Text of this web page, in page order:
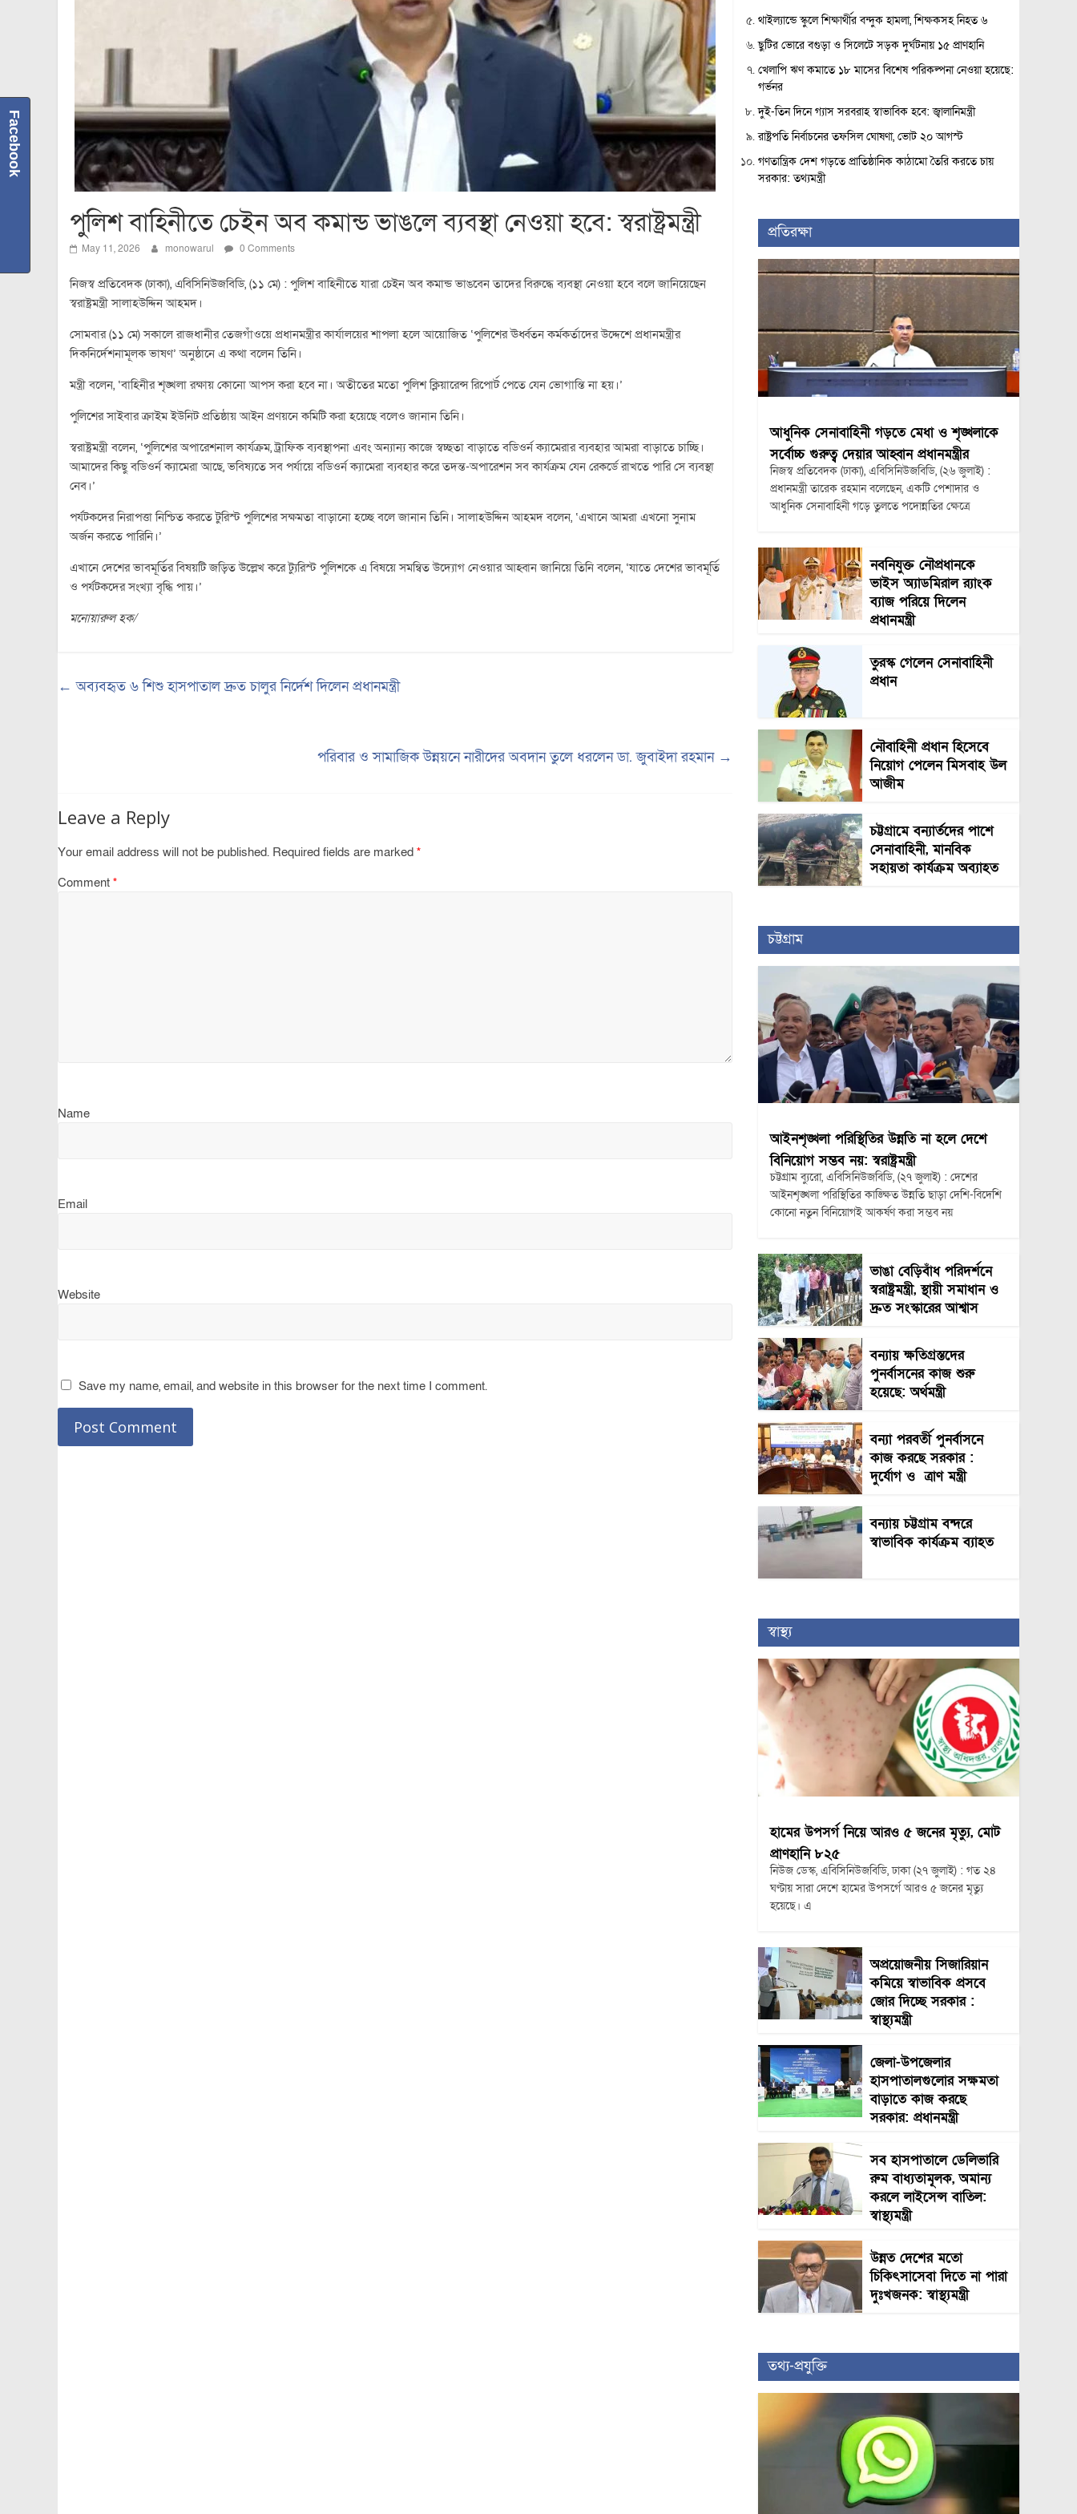
পুলিশ বাহিনীতে চেইন অব কমান্ড ভাঙলে ব্যবস্থা নেওয়া হবে: স্বরাষ্ট্রমন্ত্রী
May 11, 2026 monowarul 0 Comments
নিজস্ব প্রতিবেদক (ঢাকা), এবিসিনিউজবিডি, (১১ মে) : পুলিশ বাহিনীতে যারা চেইন অব কমান্ড ভাঙবেন তাদের বিরুদ্ধে ব্যবস্থা নেওয়া হবে বলে জানিয়েছেন
স্বরাষ্ট্রমন্ত্রী সালাহউদ্দিন আহমদ।
সোমবার (১১ মে) সকালে রাজধানীর তেজগাঁওয়ে প্রধানমন্ত্রীর কার্যালয়ের শাপলা হলে আয়োজিত ‘পুলিশের ঊর্ধ্বতন কর্মকর্তাদের উদ্দেশে প্রধানমন্ত্রীর
দিকনির্দেশনামূলক ভাষণ’ অনুষ্ঠানে এ কথা বলেন তিনি।
মন্ত্রী বলেন, ‘বাহিনীর শৃঙ্খলা রক্ষায় কোনো আপস করা হবে না। অতীতের মতো পুলিশ ক্লিয়ারেন্স রিপোর্ট পেতে যেন ভোগান্তি না হয়।’
পুলিশের সাইবার ক্রাইম ইউনিট প্রতিষ্ঠায় আইন প্রণয়নে কমিটি করা হয়েছে বলেও জানান তিনি।
স্বরাষ্ট্রমন্ত্রী বলেন, ‘পুলিশের অপারেশনাল কার্যক্রম, ট্রাফিক ব্যবস্থাপনা এবং অন্যান্য কাজে স্বচ্ছতা বাড়াতে বডিওর্ন ক্যামেরার ব্যবহার আমরা বাড়াতে চাচ্ছি।
আমাদের কিছু বডিওর্ন ক্যামেরা আছে, ভবিষ্যতে সব পর্যায়ে বডিওর্ন ক্যামেরা ব্যবহার করে তদন্ত-অপারেশন সব কার্যক্রম যেন রেকর্ডে রাখতে পারি সে ব্যবস্থা
নেব।’
পর্যটকদের নিরাপত্তা নিশ্চিত করতে টুরিস্ট পুলিশের সক্ষমতা বাড়ানো হচ্ছে বলে জানান তিনি। সালাহউদ্দিন আহমদ বলেন, ‘এখানে আমরা এখনো সুনাম
অর্জন করতে পারিনি।’
এখানে দেশের ভাবমূর্তির বিষয়টি জড়িত উল্লেখ করে ট্যুরিস্ট পুলিশকে এ বিষয়ে সমন্বিত উদ্যোগ নেওয়ার আহ্বান জানিয়ে তিনি বলেন, ‘যাতে দেশের ভাবমূর্তি
ও পর্যটকদের সংখ্যা বৃদ্ধি পায়।’
মনোয়ারুল হক/
← অব্যবহৃত ৬ শিশু হাসপাতাল দ্রুত চালুর নির্দেশ দিলেন প্রধানমন্ত্রী
পরিবার ও সামাজিক উন্নয়নে নারীদের অবদান তুলে ধরলেন ডা. জুবাইদা রহমান →
Leave a Reply
Your email address will not be published. Required fields are marked *
Comment *
Name
Email
Website
Save my name, email, and website in this browser for the next time I comment.
থাইল্যান্ডে স্কুলে শিক্ষার্থীর বন্দুক হামলা, শিক্ষকসহ নিহত ৬
ছুটির ভোরে বগুড়া ও সিলেটে সড়ক দুর্ঘটনায় ১৫ প্রাণহানি
খেলাপি ঋণ কমাতে ১৮ মাসের বিশেষ পরিকল্পনা নেওয়া হয়েছে:
গর্ভনর
দুই-তিন দিনে গ্যাস সরবরাহ স্বাভাবিক হবে: জ্বালানিমন্ত্রী
রাষ্ট্রপতি নির্বাচনের তফসিল ঘোষণা, ভোট ২০ আগস্ট
গণতান্ত্রিক দেশ গড়তে প্রাতিষ্ঠানিক কাঠামো তৈরি করতে চায়
সরকার: তথ্যমন্ত্রী
প্রতিরক্ষা
আধুনিক সেনাবাহিনী গড়তে মেধা ও শৃঙ্খলাকে
সর্বোচ্চ গুরুত্ব দেয়ার আহ্বান প্রধানমন্ত্রীর
নিজস্ব প্রতিবেদক (ঢাকা), এবিসিনিউজবিডি, (২৬ জুলাই) :
প্রধানমন্ত্রী তারেক রহমান বলেছেন, একটি পেশাদার ও
আধুনিক সেনাবাহিনী গড়ে তুলতে পদোন্নতির ক্ষেত্রে
নবনিযুক্ত নৌপ্রধানকে
ভাইস অ্যাডমিরাল র‍্যাংক
ব্যাজ পরিয়ে দিলেন
প্রধানমন্ত্রী
তুরস্ক গেলেন সেনাবাহিনী
প্রধান
নৌবাহিনী প্রধান হিসেবে
নিয়োগ পেলেন মিসবাহ উল
আজীম
চট্টগ্রামে বন্যার্তদের পাশে
সেনাবাহিনী, মানবিক
সহায়তা কার্যক্রম অব্যাহত
চট্টগ্রাম
আইনশৃঙ্খলা পরিস্থিতির উন্নতি না হলে দেশে
বিনিয়োগ সম্ভব নয়: স্বরাষ্ট্রমন্ত্রী
চট্টগ্রাম ব্যুরো, এবিসিনিউজবিডি, (২৭ জুলাই) : দেশের
আইনশৃঙ্খলা পরিস্থিতির কাঙ্ক্ষিত উন্নতি ছাড়া দেশি-বিদেশি
কোনো নতুন বিনিয়োগই আকর্ষণ করা সম্ভব নয়
ভাঙা বেড়িবাঁধ পরিদর্শনে
স্বরাষ্ট্রমন্ত্রী, স্থায়ী সমাধান ও
দ্রুত সংস্কারের আশ্বাস
বন্যায় ক্ষতিগ্রস্তদের
পুনর্বাসনের কাজ শুরু
হয়েছে: অর্থমন্ত্রী
বন্যা পরবর্তী পুনর্বাসনে
কাজ করছে সরকার :
দুর্যোগ ও ত্রাণ মন্ত্রী
বন্যায় চট্টগ্রাম বন্দরে
স্বাভাবিক কার্যক্রম ব্যাহত
স্বাস্থ্য
হামের উপসর্গ নিয়ে আরও ৫ জনের মৃত্যু, মোট
প্রাণহানি ৮২৫
নিউজ ডেস্ক, এবিসিনিউজবিডি, ঢাকা (২৭ জুলাই) : গত ২৪
ঘণ্টায় সারা দেশে হামের উপসর্গে আরও ৫ জনের মৃত্যু
হয়েছে। এ
অপ্রয়োজনীয় সিজারিয়ান
কমিয়ে স্বাভাবিক প্রসবে
জোর দিচ্ছে সরকার :
স্বাস্থ্যমন্ত্রী
জেলা-উপজেলার
হাসপাতালগুলোর সক্ষমতা
বাড়াতে কাজ করছে
সরকার: প্রধানমন্ত্রী
সব হাসপাতালে ডেলিভারি
রুম বাধ্যতামূলক, অমান্য
করলে লাইসেন্স বাতিল:
স্বাস্থ্যমন্ত্রী
উন্নত দেশের মতো
চিকিৎসাসেবা দিতে না পারা
দুঃখজনক: স্বাস্থ্যমন্ত্রী
তথ্য-প্রযুক্তি
Facebook